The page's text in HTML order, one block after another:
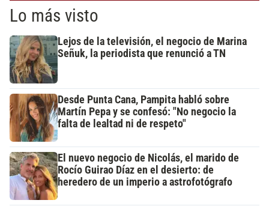
Lo más visto
Lejos de la televisión, el negocio de Marina
Señuk, la periodista que renunció a TN
Desde Punta Cana, Pampita habló sobre
Martín Pepa y se confesó: "No negocio la
falta de lealtad ni de respeto"
El nuevo negocio de Nicolás, el marido de
Rocío Guirao Díaz en el desierto: de
heredero de un imperio a astrofotógrafo